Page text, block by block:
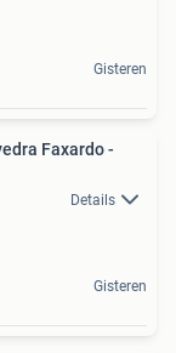
Gisteren
Faxardo -
Details
Gisteren